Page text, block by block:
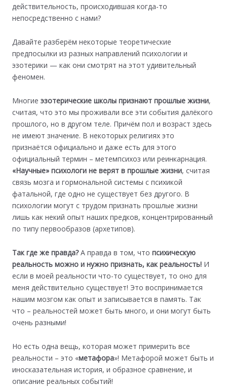
действительность, происходившая когда-то
непосредственно с нами?
Давайте разберём некоторые теоретические
предпосылки из разных направлений психологии и
эзотерики — как они смотрят на этот удивительный
феномен.
Многиеэзотерические школы признают прошлые жизни,
считая, что это мы проживали все эти события далёкого
прошлого, но в другом теле. Причём пол и возраст здесь
не имеют значение. В некоторых религиях это
признаётся официально и даже есть для этого
официальный термин – метемпсихоз или реинкарнация.
«Научные» психологи не верят в прошлые жизни, считая
связь мозга и гормональной системы с психикой
фатальной, где одно не существует без другого. В
психологии могут с трудом признать прошлые жизни
лишь как некий опыт наших предков, концентрированный
по типу первообразов (архетипов).
Так где же правда?А правда в том, чтопсихическую
реальность можно и нужно признать, как реальность! И
если в моей реальности что-то существует, то оно для
меня действительно существует! Это воспринимается
нашим мозгом как опыт и записывается в память. Так
что – реальностей может быть много, и они могут быть
очень разными!
Но есть одна вещь, которая может примерить все
реальности – это «метафора»! Метафорой может быть и
иносказательная история, и образное сравнение, и
описание реальных событий!